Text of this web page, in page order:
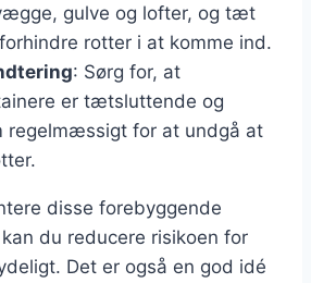
gulve og lofter, og tæt
rotter i at komme ind.
: Sørg for, at
er tætsluttende og
regelmæssigt for at undgå at
disse forebyggende
du reducere risikoen for
Det er også en god idé